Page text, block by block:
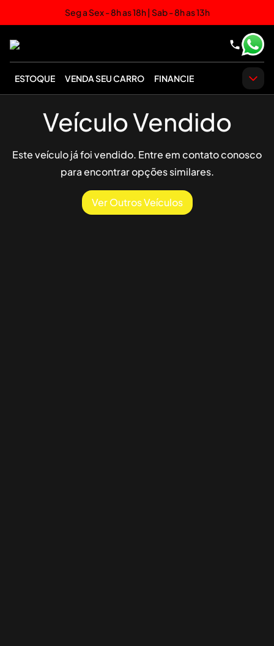
Seg a Sex - 8h as 18h | Sab - 8h as 13h
ESTOQUE VENDA SEU CARRO FINANCIE
Veículo Vendido
Este veículo já foi vendido. Entre em contato conosco
para encontrar opções similares.
Ver Outros Veículos